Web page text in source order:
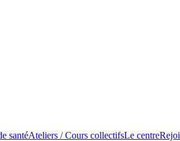
santéAteliers / Cours collectifsLe centre